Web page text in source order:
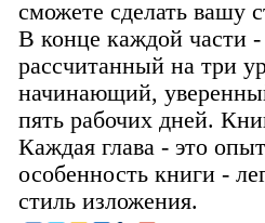
сможете сделать вашу
В конце каждой части
рассчитанный на три
начинающий,
пять рабочих дней.
Каждая глава - это
особенность книги -
стиль изложения.